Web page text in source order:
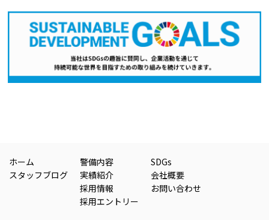
ホーム
スタッフブログ
警備内容
実績紹介
採用情報
採用エントリー
SDGs
会社概要
お問い合わせ